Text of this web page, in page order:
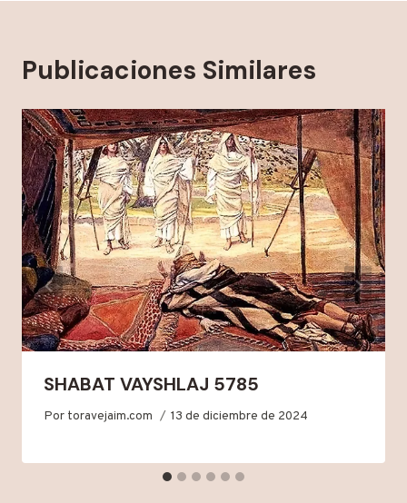
Publicaciones Similares
SHABAT VAYSHLAJ 5785
Por toravejaim.com 13 de diciembre de 2024